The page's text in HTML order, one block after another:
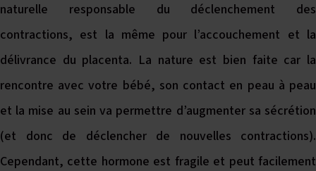
naturelle responsable du déclenchement des
contractions, est la même pour l’accouchement et la
délivrance du placenta. La nature est bien faite car la
rencontre avec votre bébé, son contact en peau à peau
et la mise au sein va permettre d’augmenter sa sécrétion
(et donc de déclencher de nouvelles contractions).
Cependant, cette hormone est fragile et peut facilement